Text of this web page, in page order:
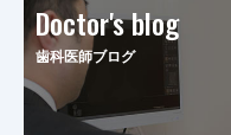
Doctor's blog
歯科医師ブログ